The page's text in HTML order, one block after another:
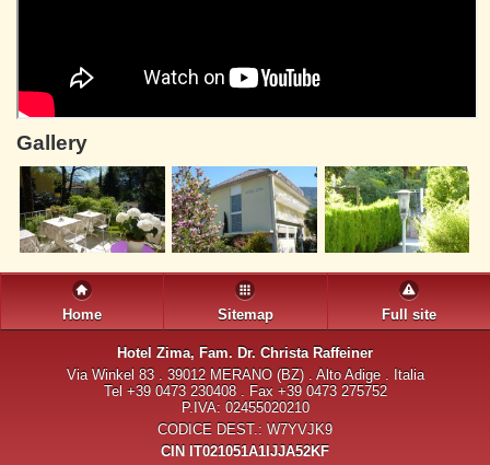
Gallery
Home Sitemap Full site
Hotel Zima, Fam. Dr. Christa Raffeiner
Via Winkel 83 . 39012 MERANO (BZ) . Alto Adige . Italia
Tel +39 0473 230408 . Fax +39 0473 275752
P.IVA: 02455020210
CODICE DEST.: W7YVJK9
CIN IT021051A1IJJA52KF